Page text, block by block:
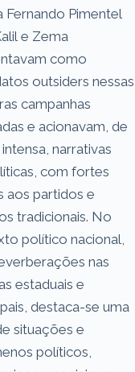
Fernando Pimentel
e Zema
como
outsiders nessas
campanhas
e acionavam, de
narrativas
com fortes
aos partidos e
tradicionais. No
político nacional,
nas
estaduais e
destaca-se uma
situações e
políticos,